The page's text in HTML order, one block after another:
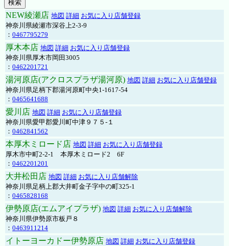
NEW綾瀬店 地図 詳細 お気に入り店舗登録
神奈川県綾瀬市深谷上2-3-9
： 0467795279
厚木本店 地図 詳細 お気に入り店舗登録
神奈川県厚木市岡田3005
： 0462201721
湯河原店(アクロスプラザ湯河原) 地図 詳細 お気に入り店舗登録
神奈川県足柄下郡湯河原町中央1-1617-54
： 0465641688
愛川店 地図 詳細 お気に入り店舗登録
神奈川県愛甲郡愛川町中津９７５-１
： 0462841562
本厚木ミロード店 地図 詳細 お気に入り店舗登録
厚木市中町2-2-1 本厚木ミロード2 6F
： 0462201201
大井松田店 地図 詳細 お気に入り店舗解除
神奈川県足柄上郡大井町金子字中の町325-1
： 0465828168
伊勢原店(エムアイプラザ) 地図 詳細 お気に入り店舗解除
神奈川県伊勢原市板戸８
： 0463911214
イトーヨーカドー伊勢原店 地図 詳細 お気に入り店舗登録